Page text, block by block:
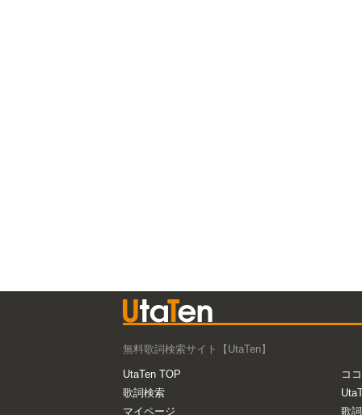
無料歌詞検索サイト【UtaTen】
UtaTen TOP
歌詞検索
マイページ
コ
歌